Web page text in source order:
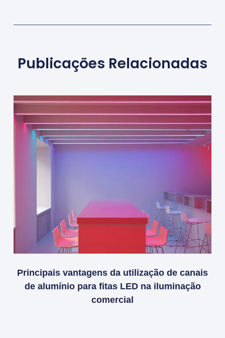
Publicações Relacionadas
Principais vantagens da utilização de canais
de alumínio para fitas LED na iluminação
comercial